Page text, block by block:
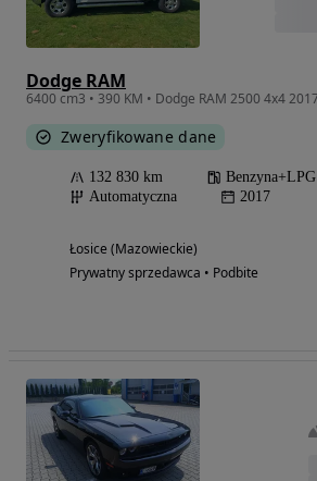
Dodge RAM
Zweryfikowane dane
132 830 km
Benzyna+LPG
Automatyczna
2017
Łosice (Mazowieckie)
Prywatny sprzedawca • Podbite